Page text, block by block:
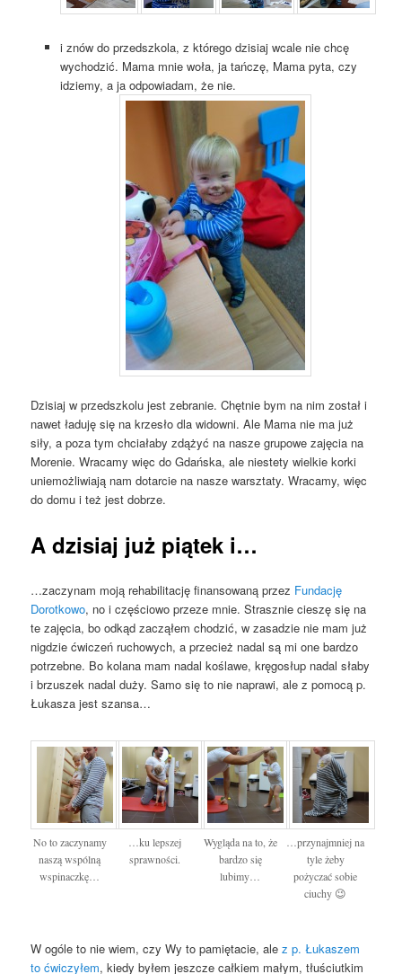
i znów do przedszkola, z którego dzisiaj wcale nie chcę
wychodzić. Mama mnie woła, ja tańczę, Mama pyta, czy
idziemy, a ja odpowiadam, że nie.
Dzisiaj w przedszkolu jest zebranie. Chętnie bym na nim został i
nawet ładuję się na krzesło dla widowni. Ale Mama nie ma już
siły, a poza tym chciałaby zdążyć na nasze grupowe zajęcia na
Morenie. Wracamy więc do Gdańska, ale niestety wielkie korki
uniemożliwiają nam dotarcie na nasze warsztaty. Wracamy, więc
do domu i też jest dobrze.
A dzisiaj już piątek i…
…zaczynam moją rehabilitację finansowaną przez Fundację
Dorotkowo, no i częściowo przeze mnie. Strasznie cieszę się na
te zajęcia, bo odkąd zacząłem chodzić, w zasadzie nie mam już
nigdzie ćwiczeń ruchowych, a przecież nadal są mi one bardzo
potrzebne. Bo kolana mam nadal koślawe, kręgosłup nadal słaby
i brzuszek nadal duży. Samo się to nie naprawi, ale z pomocą p.
Łukasza jest szansa…
No to zaczynamy
naszą wspólną
wspinaczkę…
…ku lepszej
sprawności.
Wygląda na to, że
bardzo się
lubimy…
…przynajmniej na
tyle żeby
pożyczać sobie
ciuchy 😉
W ogóle to nie wiem, czy Wy to pamiętacie, alez p. Łukaszem
to ćwiczyłem, kiedy byłem jeszcze całkiem małym, tłuściutkim